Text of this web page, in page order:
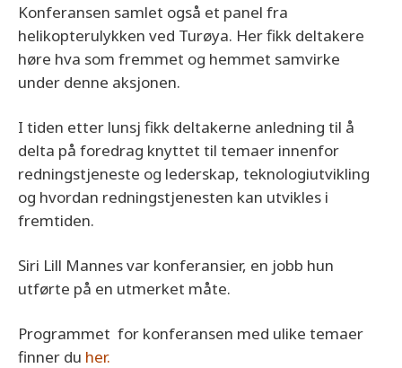
Konferansen samlet også et panel fra
helikopterulykken ved Turøya. Her fikk deltakere
høre hva som fremmet og hemmet samvirke
under denne aksjonen.
I tiden etter lunsj fikk deltakerne anledning til å
delta på foredrag knyttet til temaer innenfor
redningstjeneste og lederskap, teknologiutvikling
og hvordan redningstjenesten kan utvikles i
fremtiden.
Siri Lill Mannes var konferansier, en jobb hun
utførte på en utmerket måte.
Programmet for konferansen med ulike temaer
finner du her.